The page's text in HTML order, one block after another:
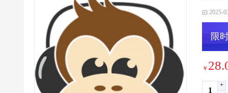
2025-
限
￥
+